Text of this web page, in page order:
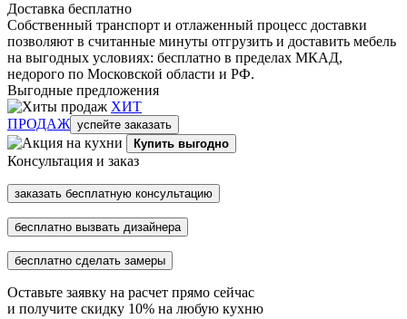
Доставка бесплатно
Собственный транспорт и отлаженный процесс доставки
позволяют в считанные минуты отгрузить и доставить мебель
на выгодных условиях: бесплатно в пределах МКАД,
недорого по Московской области и РФ.
Выгодные предложения
ХИТ
ПРОДАЖ успейте заказать
Купить выгодно
Консультация и заказ
заказать бесплатную консультацию
бесплатно вызвать дизайнера
бесплатно сделать замеры
Оставьте заявку на расчет прямо сейчас
и получите скидку 10% на любую кухню